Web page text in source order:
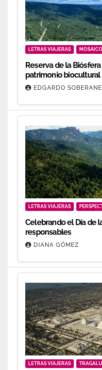
LETRAS VIAJERAS
Reserva de la
patrimonio biocultural
EDGARDO
LETRAS VIAJERAS
Celebrando el Día de
responsables
DIANA GÓMEZ
LETRAS VIAJERAS